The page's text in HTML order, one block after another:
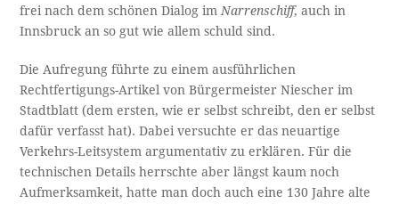
frei nach dem schönen Dialog im Narrenschiff, auch in
Innsbruck an so gut wie allem schuld sind.
Die Aufregung führte zu einem ausführlichen
Rechtfertigungs-Artikel von Bürgermeister Niescher im
Stadtblatt (dem ersten, wie er selbst schreibt, den er selbst
dafür verfasst hat). Dabei versuchte er das neuartige
Verkehrs-Leitsystem argumentativ zu erklären. Für die
technischen Details herrschte aber längst kaum noch
Aufmerksamkeit, hatte man doch auch eine 130 Jahre alte